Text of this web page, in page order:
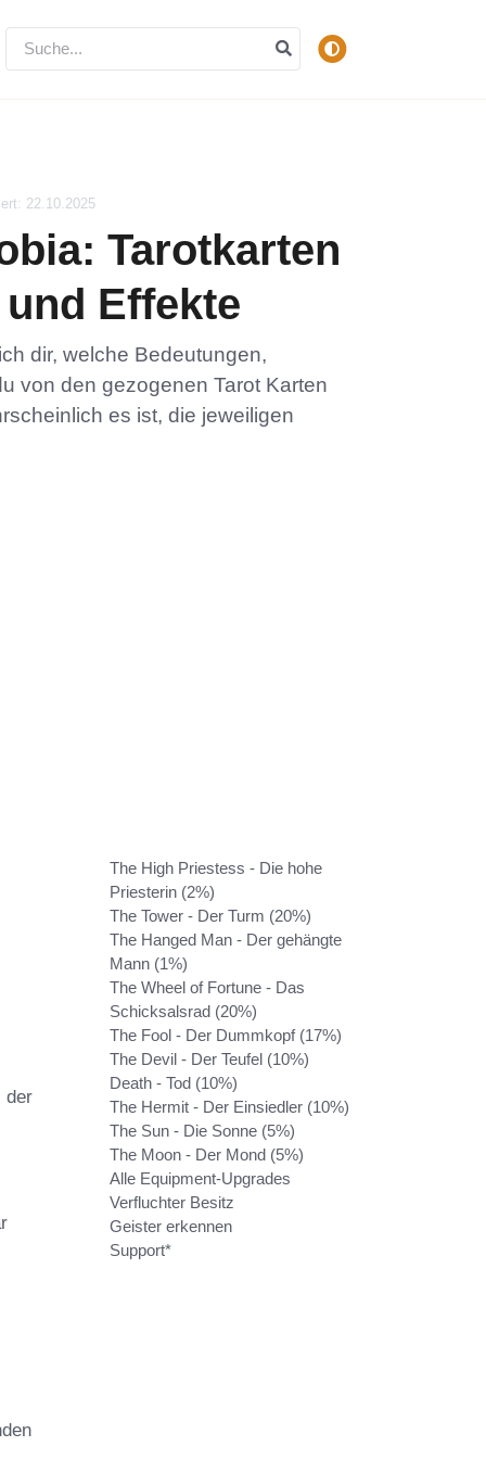
22.10.2025
Tarotkarten
Effekte
dir, welche Bedeutungen,
von den gezogenen Tarot Karten
es ist, die jeweiligen
der
The High Priestess - Die hohe
Priesterin (2%)
The Tower - Der Turm (20%)
The Hanged Man - Der gehängte
Mann (1%)
The Wheel of Fortune - Das
Schicksalsrad (20%)
The Fool - Der Dummkopf (17%)
The Devil - Der Teufel (10%)
Death - Tod (10%)
The Hermit - Der Einsiedler (10%)
The Sun - Die Sonne (5%)
The Moon - Der Mond (5%)
Alle Equipment-Upgrades
Verfluchter Besitz
Geister erkennen
Support*